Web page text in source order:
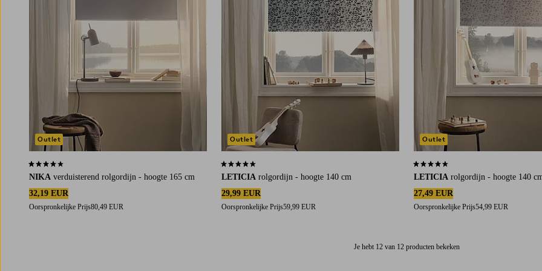
NIKA verduisterend rolgordijn - hoogte 165 cm
32,19 EUR
Oorspronkelijke Prijs80,49 EUR
4,1 op basis van 45 beoordelingen
Outlet
LETICIA rolgordijn - hoogte 140 cm
29,99 EUR
Oorspronkelijke Prijs59,99 EUR
4,4 op basis van 5 beoordelingen
Outlet
LETICIA rolgordijn - hoogte 140
27,49 EUR
Oorspronkelijke Prijs54,99 EUR
4,4 op basis van 5 beoordelingen
Outlet
Je hebt 12 van 12 producten bekeken